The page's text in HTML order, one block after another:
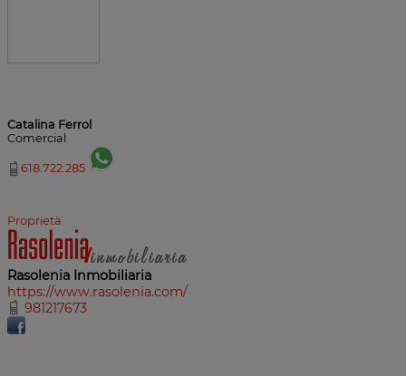
Catalina Ferrol
Comercial
618.722.285
Proprietà
Rasolenia Inmobiliaria
https://www.rasolenia.com/
981217673